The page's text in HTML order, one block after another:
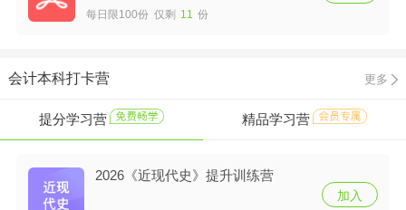
每日限100份 仅剩 11 份
会计本科打卡营 更多
提分学习营 精品学习营
2026《近现代史》提升训练营
加入